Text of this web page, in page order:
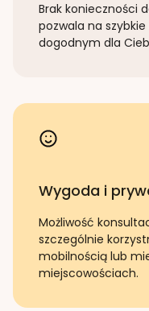
Brak konieczności
pozwala na
dogodnym dla
Wygoda i
Możliwość
szczególnie
mobilnością lub
miejscowościach.